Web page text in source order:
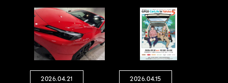
2026.04.21 2026.04.15